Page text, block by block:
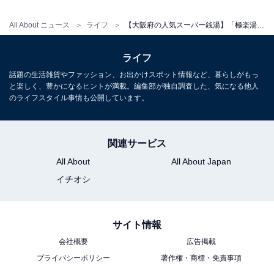
All About ニュース ライフ
こちらもおすすめ
施設。天然温泉とサウナでリラックス
ライフ
話題の生活雑貨やファッション、お出かけスポット情報など、暮らしがもっ
と楽しく、豊かになるヒントが満載。編集部が独自調査した、気になる他人
のライフスタイル事情も公開しています。
関連サービス
All About
All About Japan
イチオシ
サイト情報
会社概要
広告掲載
プライバシーポリシー
著作権・商標・免責事項